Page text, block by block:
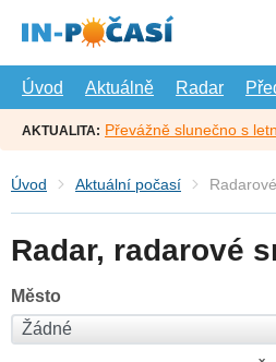
hlavní
Úvod
Aktuálně Radar
AKTUALITA: Převážně slunečno s
Úvod Aktuální počasí
Radar, radarové
Město